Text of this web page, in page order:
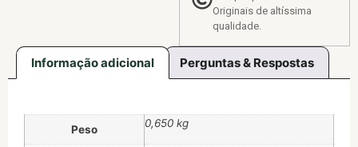
Originais de altíssima
qualidade.
Informação adicional Perguntas & Respostas
Peso 0,650 kg